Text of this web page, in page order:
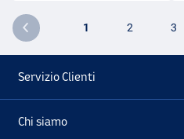
1 2 3
Servizio Clienti
Chi siamo